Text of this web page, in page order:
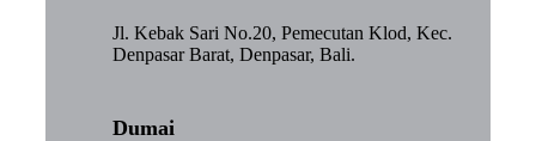
Jl. Kebak Sari No.20, Pemecutan Klod, Kec.
Denpasar Barat, Denpasar, Bali.
Dumai